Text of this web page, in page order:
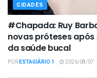
CIDADES
#Chapada: Ruy
novas próteses
da saúde bucal
PORESTAGIÁRIO 1 2026/08/07